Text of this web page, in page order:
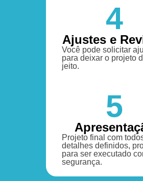
4
Ajustes e
Você pode solicitar
para deixar o projeto
jeito.
5
Projeto final com
detalhes definidos,
para ser executado
segurança.